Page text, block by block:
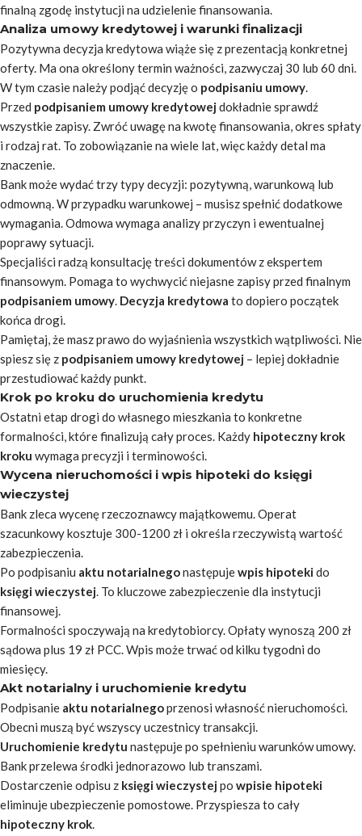
finalną zgodę instytucji na udzielenie finansowania.
Analiza umowy kredytowej i warunki finalizacji
Pozytywna decyzja kredytowa wiąże się z prezentacją konkretnej
oferty. Ma ona określony termin ważności, zazwyczaj 30 lub 60 dni.
W tym czasie należy podjąć decyzję o podpisaniu umowy.
Przed podpisaniem umowy kredytowejdokładnie sprawdź
wszystkie zapisy. Zwróć uwagę na kwotę finansowania, okres spłaty
i rodzaj rat. To zobowiązanie na wiele lat, więc każdy detal ma
znaczenie.
Bank może wydać trzy typy decyzji: pozytywną, warunkową lub
odmowną. W przypadku warunkowej – musisz spełnić dodatkowe
wymagania. Odmowa wymaga analizy przyczyn i ewentualnej
poprawy sytuacji.
Specjaliści radzą konsultację treści dokumentów z ekspertem
finansowym. Pomaga to wychwycić niejasne zapisy przed finalnym
podpisaniem umowy. Decyzja kredytowa to dopiero początek
końca drogi.
Pamiętaj, że masz prawo do wyjaśnienia wszystkich wątpliwości. Nie
spiesz się z podpisaniem umowy kredytowej – lepiej dokładnie
przestudiować każdy punkt.
Krok po kroku do uruchomienia kredytu
Ostatni etap drogi do własnego mieszkania to konkretne
formalności, które finalizują cały proces. Każdy hipoteczny krok
kroku wymaga precyzji i terminowości.
Wycena nieruchomości i wpis hipoteki do księgi
wieczystej
Bank zleca wycenę rzeczoznawcy majątkowemu. Operat
szacunkowy kosztuje 300-1200 zł i określa rzeczywistą wartość
zabezpieczenia.
Po podpisaniu aktu notarialnegonastępujewpis hipotekido
księgi wieczystej. To kluczowe zabezpieczenie dla instytucji
finansowej.
Formalności spoczywają na kredytobiorcy. Opłaty wynoszą 200 zł
sądowa plus 19 zł PCC.Wpis może trwać od kilku tygodni do
miesięcy.
Akt notarialny i uruchomienie kredytu
Podpisanie aktu notarialnegoprzenosi własność nieruchomości.
Obecni muszą być wszyscy uczestnicy transakcji.
Uruchomienie kredytu następuje po spełnieniu warunków umowy.
Bank przelewa środki jednorazowo lub transzami.
Dostarczenie odpisu z księgi wieczystejpo wpisie hipoteki
eliminuje ubezpieczenie pomostowe. Przyspiesza to cały
hipoteczny krok.